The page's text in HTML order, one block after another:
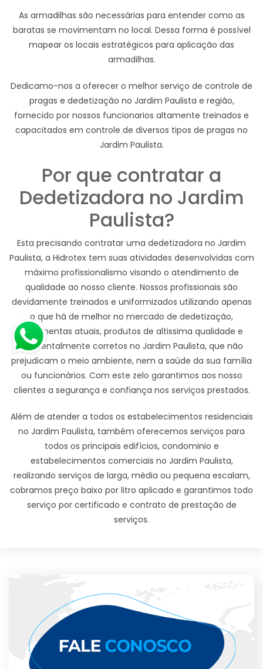
As armadilhas são necessárias para entender como as
baratas se movimentam no local. Dessa forma é possível
mapear os locais estratégicos para aplicação das
armadilhas.
Dedicamo-nos a oferecer o melhor serviço de controle de
pragas e dedetização no Jardim Paulista e região,
fornecido por nossos funcionarios altamente treinados e
capacitados em controle de diversos tipos de pragas no
Jardim Paulista.
Por que contratar a
Dedetizadora no Jardim
Paulista?
Esta precisando contratar uma dedetizadora no Jardim
Paulista, a Hidrotex tem suas atividades desenvolvidas com
máximo profissionalismo visando o atendimento de
qualidade ao nosso cliente. Nossos profissionais são
devidamente treinados e uniformizados utilizando apenas
o que há de melhor no mercado de dedetização,
ferramentas atuais, produtos de altissima qualidade e
ambientalmente corretos no Jardim Paulista, que não
prejudicam o meio ambiente, nem a saúde da sua família
ou funcionários. Com este zelo garantimos aos nosso
clientes a segurança e confiança nos serviços prestados.
Além de atender a todos os estabelecimentos residenciais
no Jardim Paulista, também oferecemos serviços para
todos os principais edifícios, condominio e
estabelecimentos comerciais no Jardim Paulista,
realizando serviços de larga, média ou pequena escalam,
cobramos preço baixo por litro aplicado e garantimos todo
serviço por certificado e contrato de prestação de
serviços.